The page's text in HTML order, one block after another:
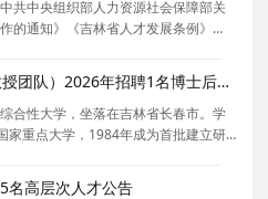
共中央组织部人力资源社会保障部关
的通知》《吉林省人才发展条例》
面建立和进一步完善全省事业单位新
关于创新优化人事
吉林大学经济学院（姚毓春教授团队）2026年招聘1名博士后启事
合性大学，坐落在吉林省长春市。学
家重点大学，1984年成为首批建立研
通过国家教委211工程审批，2001年
，2004年被批准为中
名高层次人才公告